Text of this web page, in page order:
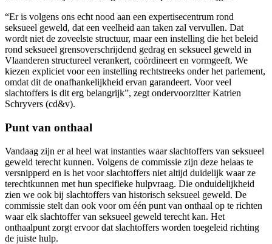
“Er is volgens ons echt nood aan een expertisecentrum rond
seksueel geweld, dat een veelheid aan taken zal vervullen. Dat
wordt niet de zoveelste structuur, maar een instelling die het beleid
rond seksueel grensoverschrijdend gedrag en seksueel geweld in
Vlaanderen structureel verankert, coördineert en vormgeeft. We
kiezen expliciet voor een instelling rechtstreeks onder het parlement,
omdat dit de onafhankelijkheid ervan garandeert. Voor veel
slachtoffers is dit erg belangrijk”, zegt ondervoorzitter Katrien
Schryvers (cd&v).
Punt van onthaal
Vandaag zijn er al heel wat instanties waar slachtoffers van seksueel
geweld terecht kunnen. Volgens de commissie zijn deze helaas te
versnipperd en is het voor slachtoffers niet altijd duidelijk waar ze
terechtkunnen met hun specifieke hulpvraag. Die onduidelijkheid
zien we ook bij slachtoffers van historisch seksueel geweld. De
commissie stelt dan ook voor om één punt van onthaal op te richten
waar elk slachtoffer van seksueel geweld terecht kan. Het
onthaalpunt zorgt ervoor dat slachtoffers worden toegeleid richting
de juiste hulp.